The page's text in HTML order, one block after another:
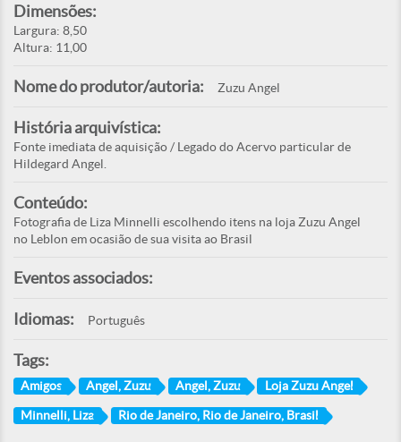
Dimensões:
Largura: 8,50
Altura: 11,00
Nome do produtor/autoria: Zuzu Angel
História arquivística:
Fonte imediata de aquisição / Legado do Acervo particular de
Hildegard Angel.
Conteúdo:
Fotografia de Liza Minnelli escolhendo itens na loja Zuzu Angel
no Leblon em ocasião de sua visita ao Brasil
Eventos associados:
Idiomas: Português
Tags:
Amigos Angel, Zuzu Angel, Zuzu Loja Zuzu Angel
Minnelli, Liza Rio de Janeiro, Rio de Janeiro, Brasil